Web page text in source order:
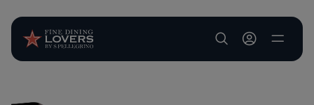
User account